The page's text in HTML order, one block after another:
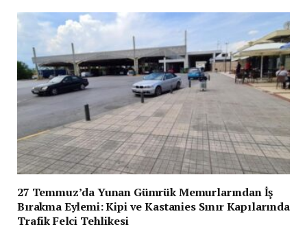
27 Temmuz’da Yunan Gümrük Memurlarından İş
Bırakma Eylemi: Kipi ve Kastanies Sınır Kapılarında
Trafik Felci Tehlikesi